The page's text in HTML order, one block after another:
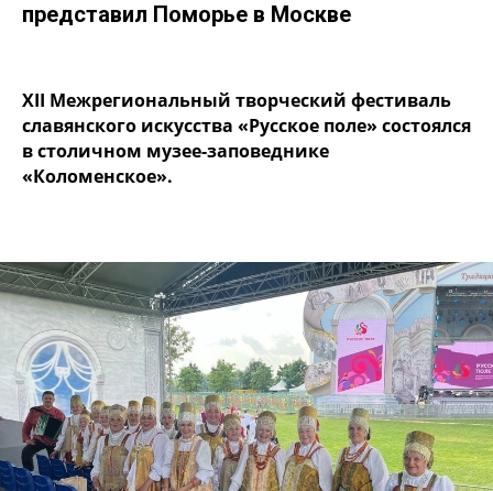
представил Поморье в Москве
XII Межрегиональный творческий фестиваль
славянского искусства «Русское поле» состоялся
в столичном музее-заповеднике
«Коломенское».